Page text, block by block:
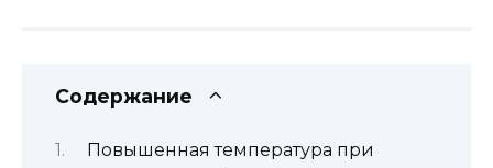
Содержание
Повышенная температура при